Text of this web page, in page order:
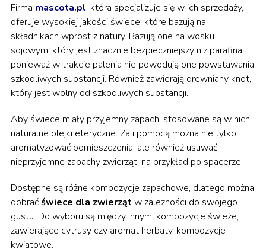
Firma mascota.pl, która specjalizuje się w ich sprzedaży,
oferuje wysokiej jakości świece, które bazują na
składnikach wprost z natury. Bazują one na wosku
sojowym, który jest znacznie bezpieczniejszy niż parafina,
ponieważ w trakcie palenia nie powodują one powstawania
szkodliwych substancji. Również zawierają drewniany knot,
który jest wolny od szkodliwych substancji.
Aby świece miały przyjemny zapach, stosowane są w nich
naturalne olejki eteryczne. Za i pomocą można nie tylko
aromatyzować pomieszczenia, ale również usuwać
nieprzyjemne zapachy zwierząt, na przykład po spacerze.
Dostępne są różne kompozycje zapachowe, dlatego można
dobraćświece dla zwierząt w zależności do swojego
gustu. Do wyboru są między innymi kompozycje świeże,
zawierające cytrusy czy aromat herbaty, kompozycje
kwiatowe.